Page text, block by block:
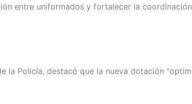
entre uniformados y fortalecer la
la Policía, destacó que la nueva dotación